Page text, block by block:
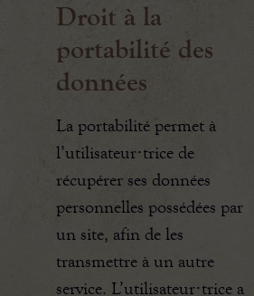
Droit à la
portabilité des
données
La portabilité permet à
l’utilisateur·trice de
récupérer ses données
personnelles possédées par
un site, afin de les
transmettre à un autre
service. L’utilisateur·trice a